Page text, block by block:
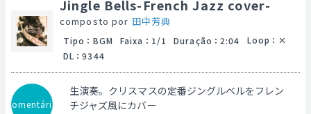
Jingle Bells-French Jazz cover-
composto por 田中芳典
Tipo ： BGM Faixa ： 1/1 Duração ： 2:04 Loop ：
DL ： 9344
Comentário
生演奏。クリスマスの定番ジングルベルをフレン
チジャズ風にカバー